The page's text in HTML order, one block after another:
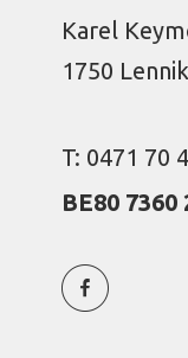
Karel
1750 Lennik
T: 0471 70
BE80 7360